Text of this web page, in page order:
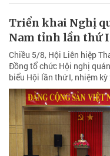
Triển khai Nghị
Nam tỉnh lần thứ I
Chiều 5/8, Hội Liên hiệp
Đồng tổ chức Hội nghị
biểu Hội lần thứ I, nhiệm kỳ